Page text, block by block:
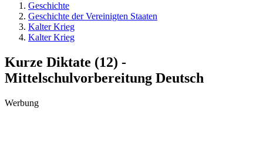
Geschichte
Geschichte der Vereinigten Staaten
Kalter Krieg
Kalter Krieg
Kurze Diktate (12) -
Mittelschulvorbereitung Deutsch
Werbung